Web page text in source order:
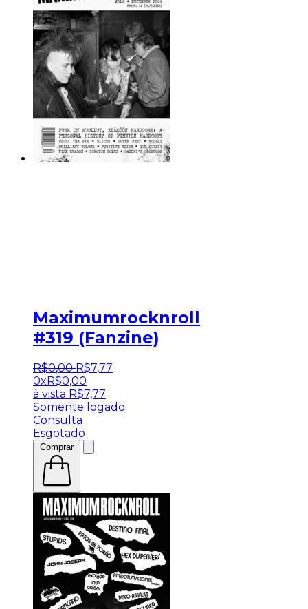
Maximumrocknroll
#319 (Fanzine)
R$0,00 R$7,77
0x R$0,00
à vista R$7,77
Somente logado
Consulta
Esgotado
Comprar